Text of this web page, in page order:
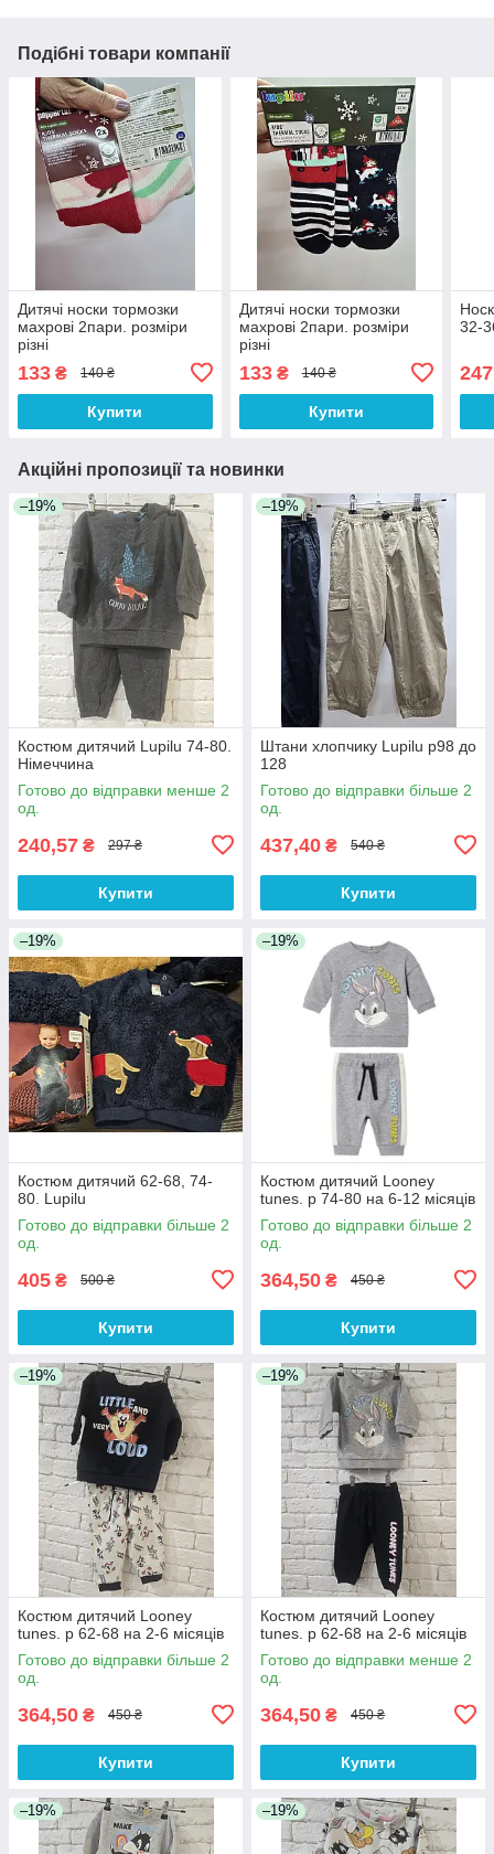
Подібні товари компанії
Дитячі носки тормозки
махрові 2пари. розміри
різні
133 ₴ 140 ₴
Купити
Дитячі носки тормозки
махрові 2пари. розміри
різні
133₴ 140 ₴
Купити
32-
247
Акційні пропозиції та новинки
–19%
Костюм дитячий Lupilu 74-80.
Німеччина
Готово до відправки менше 2
од.
240,57 ₴ 297 ₴
Купити
–19%
Штани хлопчику Lupilu р98 до
128
Готово до відправки більше 2
од.
437,40 ₴ 540 ₴
Купити
–19%
Костюм дитячий 62-68, 74-
80. Lupilu
Готово до відправки більше 2
од.
405 ₴ 500 ₴
Купити
–19%
Костюм дитячий Looney
tunes. р 74-80 на 6-12 місяців
Готово до відправки більше 2
од.
364,50 ₴ 450 ₴
Купити
–19%
Костюм дитячий Looney
tunes. р 62-68 на 2-6 місяців
Готово до відправки більше 2
од.
364,50 ₴ 450 ₴
Купити
–19%
Костюм дитячий Looney
tunes. р 62-68 на 2-6 місяців
Готово до відправки менше 2
од.
364,50 ₴ 450 ₴
Купити
–19% –19%